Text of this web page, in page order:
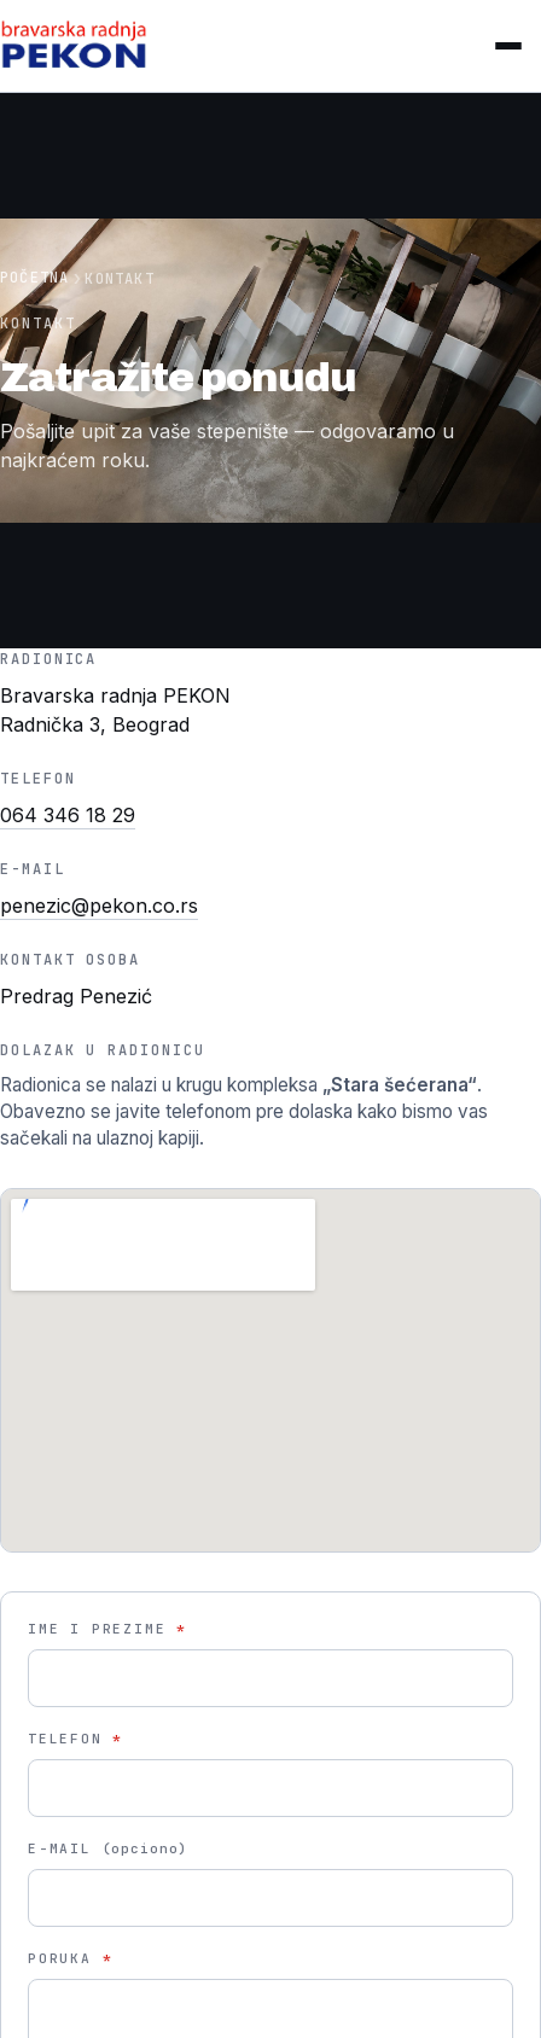
POČETNA KONTAKT
KONTAKT
Zatražite ponudu
Pošaljite upit za vaše stepenište — odgovaramo u
najkraćem roku.
RADIONICA
Bravarska radnja PEKON
Radnička 3, Beograd
TELEFON
064 346 18 29
E-MAIL
penezic@pekon.co.rs
KONTAKT OSOBA
Predrag Penezić
DOLAZAK U RADIONICU
Radionica se nalazi u krugu kompleksa „Stara šećerana“.
Obavezno se javite telefonom pre dolaska kako bismo vas
sačekali na ulaznoj kapiji.
IME I PREZIME*
TELEFON*
E-MAIL (opciono)
PORUKA *